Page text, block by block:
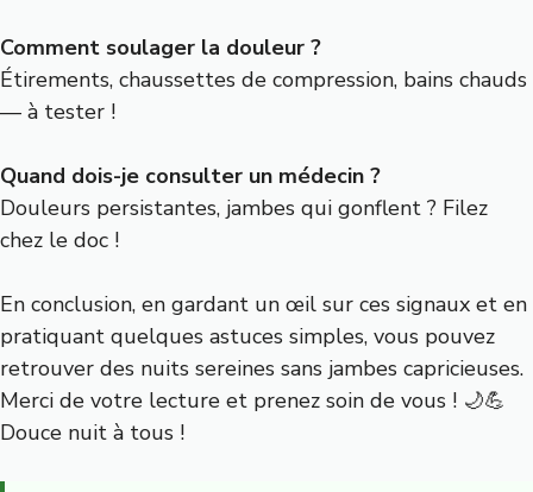
Comment soulager la douleur ?
Étirements, chaussettes de compression, bains chauds
— à tester !
Quand dois-je consulter un médecin ?
Douleurs persistantes, jambes qui gonflent ? Filez
chez le doc !
En conclusion, en gardant un œil sur ces signaux et en
pratiquant quelques astuces simples, vous pouvez
retrouver des nuits sereines sans jambes capricieuses.
Merci de votre lecture et prenez soin de vous ! 🌙💪
Douce nuit à tous !